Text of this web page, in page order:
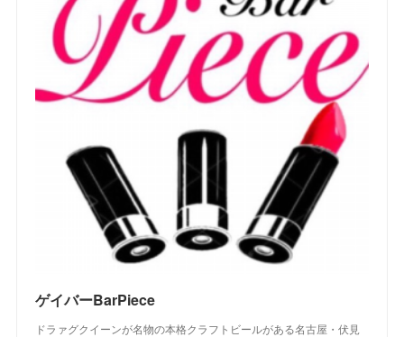
ゲイバーBarPiece
ドラァグクイーンが名物の本格クラフトビールがある名古屋・伏見